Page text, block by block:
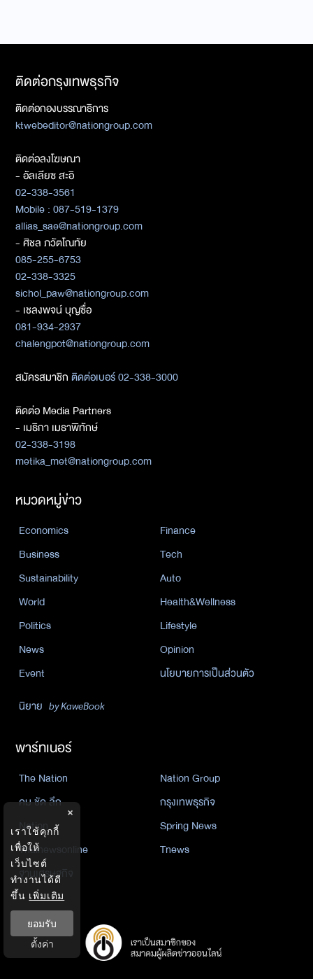
ติดต่อกรุงเทพธุรกิจ
ติดต่อกองบรรณาธิการ
ktwebeditor@nationgroup.com
ติดต่อลงโฆษณา
- อัลเลียซ สะอิ
02-338-3561
Mobile : 087-519-1379
allias_sae@nationgroup.com
- ศิชล ภวัตโณทัย
085-255-6753
02-338-3325
sichol_paw@nationgroup.com
- เชลงพจน์ บุญซื่อ
081-934-2937
chalengpot@nationgroup.com
สมัครสมาชิกติดต่อเบอร์ 02-338-3000
ติดต่อ Media Partners
- เมธิกา เมธาพิทักษ์
02-338-3198
metika_met@nationgroup.com
หมวดหมู่ข่าว
Economics
Finance
Business
Tech
Sustainability
Auto
World
Health&Wellness
Politics
Lifestyle
News
Opinion
Event
นโยบายการเป็นส่วนตัว
นิยาย by KaweBook
พาร์ทเนอร์
The Nation
Nation Group
คม ชัด ลึก
กรุงเทพธุรกิจ
Nation
Spring News
Thainewsonline
Tnews
ฐานเศรษฐกิจ
×
เราใช้คุกกี้
เพื่อให้
เว็บไซต์
ทำงานได้ดี
ขึ้น เพิ่มเติม
ยอมรับ
ตั้งค่า